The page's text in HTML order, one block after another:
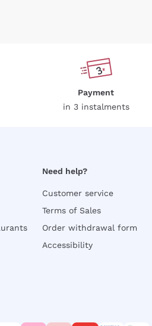
Payment
in 3 instalments
Need help?
Customer service
Terms of Sales
Order withdrawal form
Accessibility